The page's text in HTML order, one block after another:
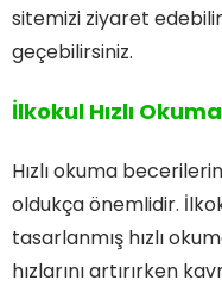
sitemizi ziyaret
geçebilirsiniz.
İlkokul Hızlı
Hızlı okuma
oldukça önemlidir.
tasarlanmış hızlı
hızlarını artırırken